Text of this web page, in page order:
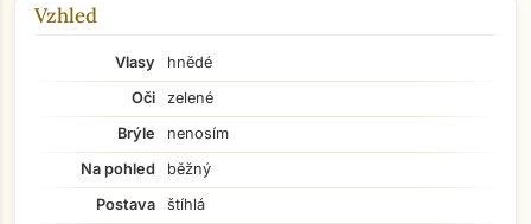
Vzhled
Vlasy
hnědé
Oči
zelené
Brýle
nenosím
Na pohled
běžný
Postava
štíhlá